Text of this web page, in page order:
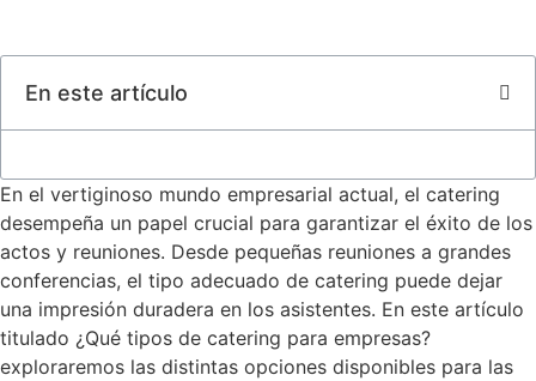
En este artículo
En el vertiginoso mundo empresarial actual, el catering
desempeña un papel crucial para garantizar el éxito de los
actos y reuniones. Desde pequeñas reuniones a grandes
conferencias, el tipo adecuado de catering puede dejar
una impresión duradera en los asistentes. En este artículo
titulado ¿Qué tipos de catering para empresas?
exploraremos las distintas opciones disponibles para las